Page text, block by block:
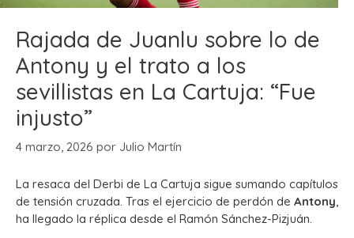
Rajada de Juanlu sobre lo de
Antony y el trato a los
sevillistas en La Cartuja: “Fue
injusto”
4 marzo, 2026 por Julio Martín
La resaca del Derbi de La Cartuja sigue sumando capítulos
de tensión cruzada. Tras el ejercicio de perdón de Antony,
ha llegado la réplica desde el Ramón Sánchez-Pizjuán.